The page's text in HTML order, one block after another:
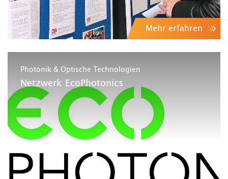
Mehr erfahren
Photonik & Optische Technologien
Netzwerk EcoPhotonics